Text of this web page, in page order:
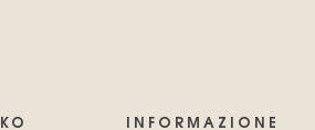
INFORMAZIONE